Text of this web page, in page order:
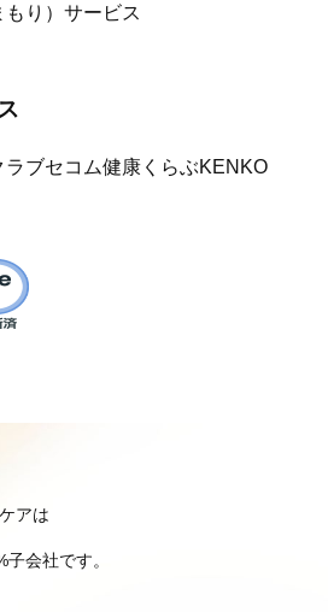
り）サービス
ラブセコム健康くらぶKENKO
アは
会社です。